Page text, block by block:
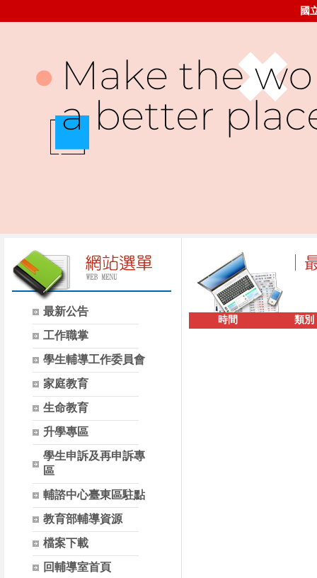
國
最新公告
工作職掌
學生輔導工作委員會
家庭教育
生命教育
升學專區
學生申訴及再申訴專
區
輔諮中心臺東區駐點
教育部輔導資源
檔案下載
回輔導室首頁
時間 類別